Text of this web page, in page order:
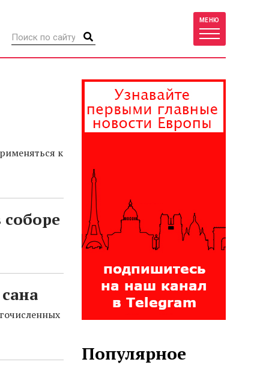
МЕНЮ
к
Популярное